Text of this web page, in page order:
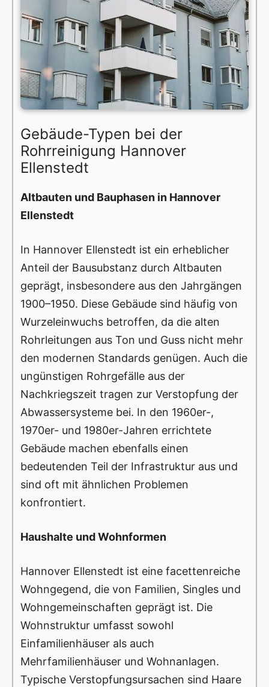
Gebäude-Typen bei der
Rohrreinigung Hannover
Ellenstedt
Altbauten und Bauphasen in Hannover
Ellenstedt
In Hannover Ellenstedt ist ein erheblicher
Anteil der Bausubstanz durch Altbauten
geprägt, insbesondere aus den Jahrgängen
1900–1950. Diese Gebäude sind häufig von
Wurzeleinwuchs betroffen, da die alten
Rohrleitungen aus Ton und Guss nicht mehr
den modernen Standards genügen. Auch die
ungünstigen Rohrgefälle aus der
Nachkriegszeit tragen zur Verstopfung der
Abwassersysteme bei. In den 1960er-,
1970er- und 1980er-Jahren errichtete
Gebäude machen ebenfalls einen
bedeutenden Teil der Infrastruktur aus und
sind oft mit ähnlichen Problemen
konfrontiert.
Haushalte und Wohnformen
Hannover Ellenstedt ist eine facettenreiche
Wohngegend, die von Familien, Singles und
Wohngemeinschaften geprägt ist. Die
Wohnstruktur umfasst sowohl
Einfamilienhäuser als auch
Mehrfamilienhäuser und Wohnanlagen.
Typische Verstopfungsursachen sind Haare